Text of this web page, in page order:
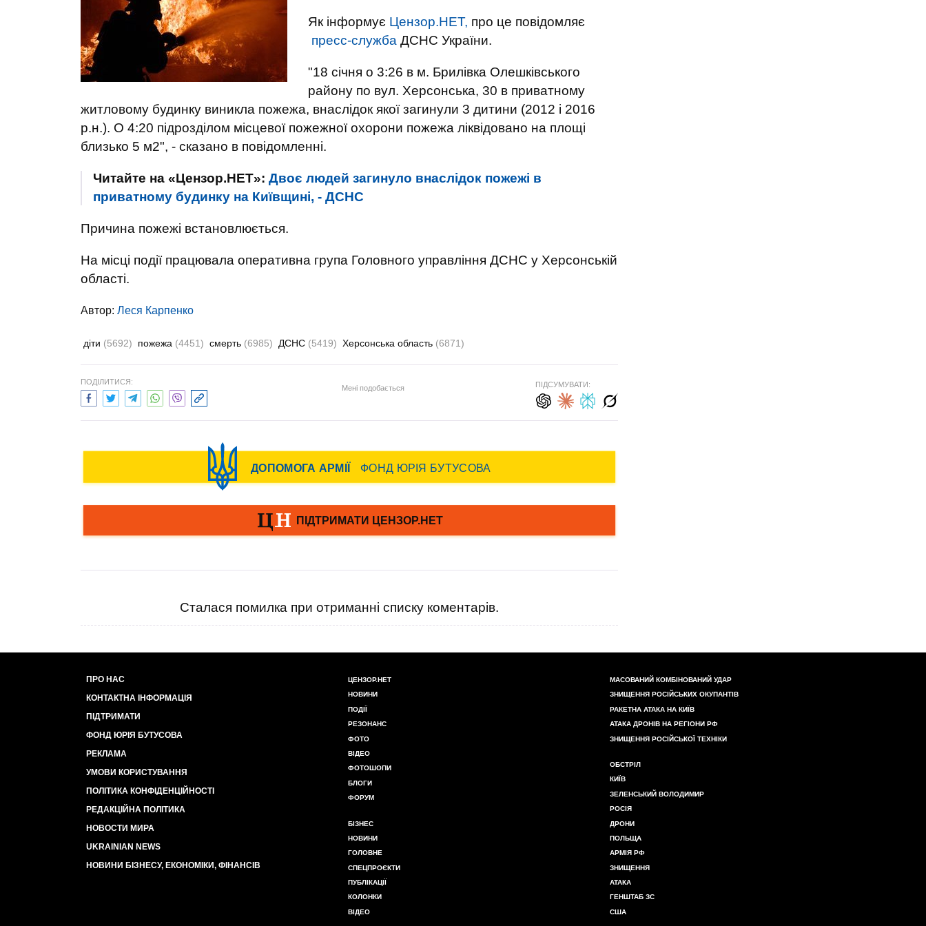
Як інформує Цензор.НЕТ, про це повідомляє
пресс-служба ДСНС України.
"18 січня о 3:26 в м. Брилівка Олешківського
району по вул. Херсонська, 30 в приватному
житловому будинку виникла пожежа, внаслідок якої загинули 3 дитини (2012 і 2016
р.н.). О 4:20 підрозділом місцевої пожежної охорони пожежа ліквідовано на площі
близько 5 м2", - сказано в повідомленні.
Читайте на «Цензор.НЕТ»: Двоє людей загинуло внаслідок пожежі в
приватному будинку на Київщині, - ДСНС
Причина пожежі встановлюється.
На місці події працювала оперативна група Головного управління ДСНС у Херсонській
області.
Автор: Леся Карпенко
діти (5692) пожежа (4451) смерть (6985) ДСНС (5419) Херсонська область (6871)
ПОДІЛИТИСЯ:
Мені подобається ПІДСУМУВАТИ:
Сталася помилка при отриманні списку коментарів.
ПРО НАС
КОНТАКТНА ІНФОРМАЦІЯ
ПІДТРИМАТИ
ФОНД ЮРІЯ БУТУСОВА
РЕКЛАМА
УМОВИ КОРИСТУВАННЯ
ПОЛІТИКА КОНФІДЕНЦІЙНОСТІ
РЕДАКЦІЙНА ПОЛІТИКА
НОВОСТИ МИРА
UKRAINIAN NEWS
НОВИНИ БІЗНЕСУ, ЕКОНОМІКИ, ФІНАНСІВ
ЦЕНЗОР.НЕТ
НОВИНИ
ПОДІЇ
РЕЗОНАНС
ФОТО
ВІДЕО
ФОТОШОПИ
БЛОГИ
ФОРУМ
БІЗНЕС
НОВИНИ
ГОЛОВНЕ
СПЕЦПРОЄКТИ
ПУБЛІКАЦІЇ
КОЛОНКИ
ВІДЕО
МАСОВАНИЙ КОМБІНОВАНИЙ УДАР
ЗНИЩЕННЯ РОСІЙСЬКИХ ОКУПАНТІВ
РАКЕТНА АТАКА НА КИЇВ
АТАКА ДРОНІВ НА РЕГІОНИ РФ
ЗНИЩЕННЯ РОСІЙСЬКОЇ ТЕХНІКИ
ОБСТРІЛ
КИЇВ
ЗЕЛЕНСЬКИЙ ВОЛОДИМИР
РОСІЯ
ДРОНИ
ПОЛЬЩА
АРМІЯ РФ
ЗНИЩЕННЯ
АТАКА
ГЕНШТАБ ЗС
США